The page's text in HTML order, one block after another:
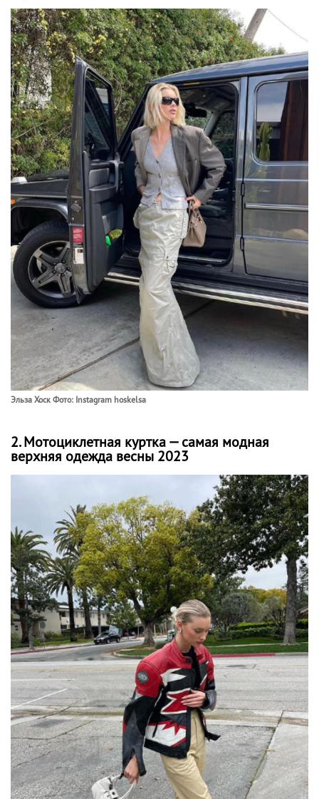
Эльза Хоск Фото: Instagram hoskelsa
2. Мотоциклетная куртка — самая модная
верхняя одежда весны 2023